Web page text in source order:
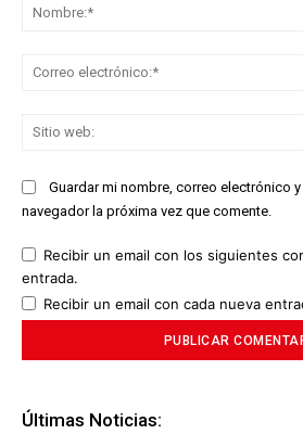
Guardar mi nombre, correo electrónico
navegador la próxima vez que comente.
Recibir un email con los siguientes
entrada.
Recibir un email con cada nueva
Últimas Noticias: